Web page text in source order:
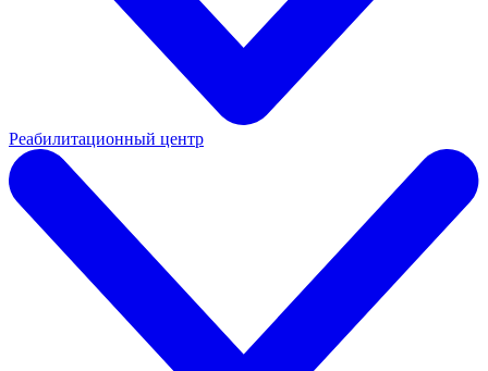
Реабилитационный центр